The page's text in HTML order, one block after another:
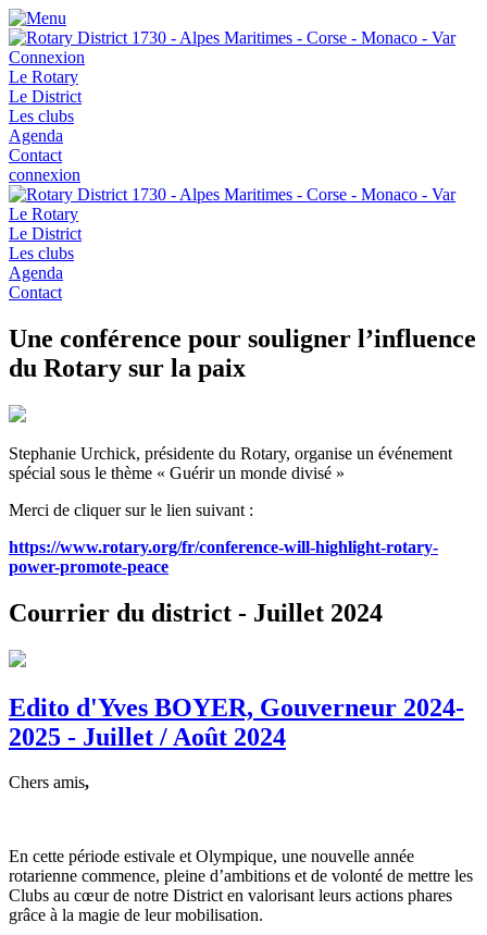
Connexion
Le Rotary
Le District
Les clubs
Agenda
Contact
connexion
Le Rotary
Le District
Les clubs
Agenda
Contact
Une conférence pour souligner l’influence
du Rotary sur la paix
Stephanie Urchick, présidente du Rotary, organise un événement
spécial sous le thème « Guérir un monde divisé »
Merci de cliquer sur le lien suivant :
https://www.rotary.org/fr/conference-will-highlight-rotary-
power-promote-peace
Courrier du district - Juillet 2024
Edito d'Yves BOYER, Gouverneur 2024-
2025 - Juillet / Août 2024
Chers amis,
En cette période estivale et Olympique, une nouvelle année
rotarienne commence, pleine d’ambitions et de volonté de mettre les
Clubs au cœur de notre District en valorisant leurs actions phares
grâce à la magie de leur mobilisation.